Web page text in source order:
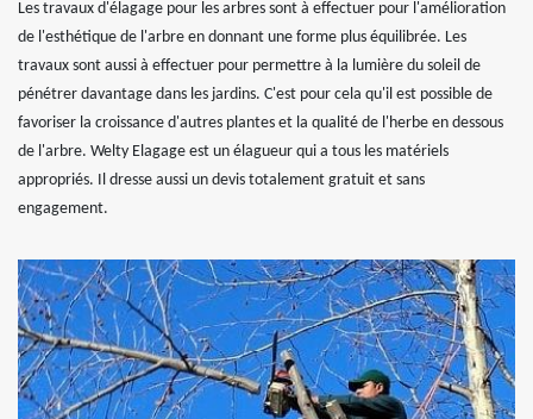
Les travaux d'élagage pour les arbres sont à effectuer pour l'amélioration
de l'esthétique de l'arbre en donnant une forme plus équilibrée. Les
travaux sont aussi à effectuer pour permettre à la lumière du soleil de
pénétrer davantage dans les jardins. C'est pour cela qu'il est possible de
favoriser la croissance d'autres plantes et la qualité de l'herbe en dessous
de l'arbre. Welty Elagage est un élagueur qui a tous les matériels
appropriés. Il dresse aussi un devis totalement gratuit et sans
engagement.